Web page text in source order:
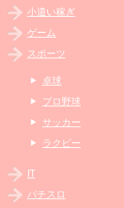
小遣い稼ぎ
ゲーム
スポーツ
卓球
プロ野球
サッカー
ラクビー
IT
パチスロ